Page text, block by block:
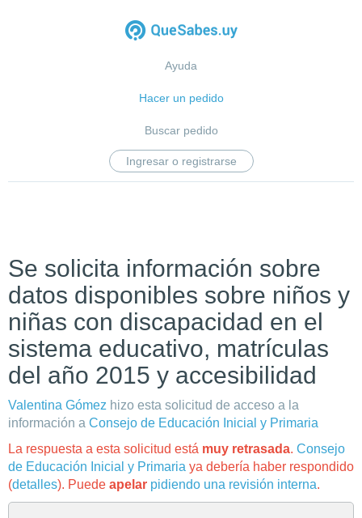
Ayuda
Hacer un pedido
Buscar pedido
Ingresar o registrarse
Se solicita información sobre
datos disponibles sobre niños y
niñas con discapacidad en el
sistema educativo, matrículas
del año 2015 y accesibilidad
Valentina Gómez hizo esta solicitud de acceso a la
información a Consejo de Educación Inicial y Primaria
La respuesta a esta solicitud está muy retrasada. Consejo
de Educación Inicial y Primaria ya debería haber respondido
(detalles). Puede apelar pidiendo una revisión interna.